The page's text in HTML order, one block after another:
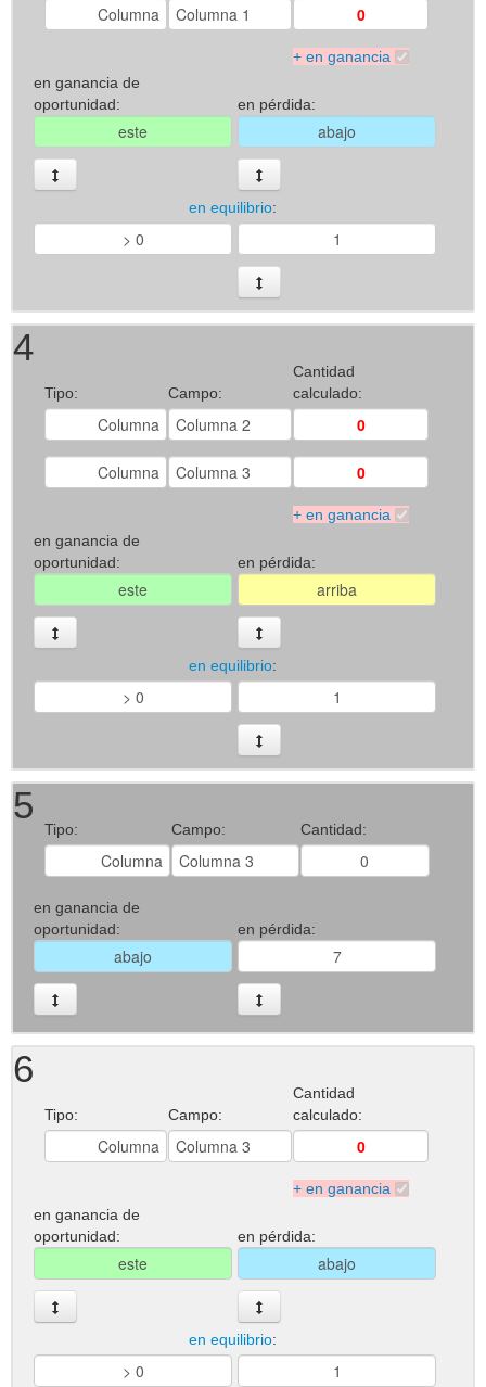
+ en ganancia
en ganancia de
oportunidad:
en pérdida:
en equilibrio:
4
Tipo: Campo:
Cantidad
calculado:
+ en ganancia
en ganancia de
oportunidad:
en pérdida:
en equilibrio:
5
Tipo: Campo: Cantidad:
en ganancia de
oportunidad:
en pérdida:
6
Tipo: Campo:
Cantidad
calculado:
+ en ganancia
en ganancia de
oportunidad:
en pérdida:
en equilibrio: